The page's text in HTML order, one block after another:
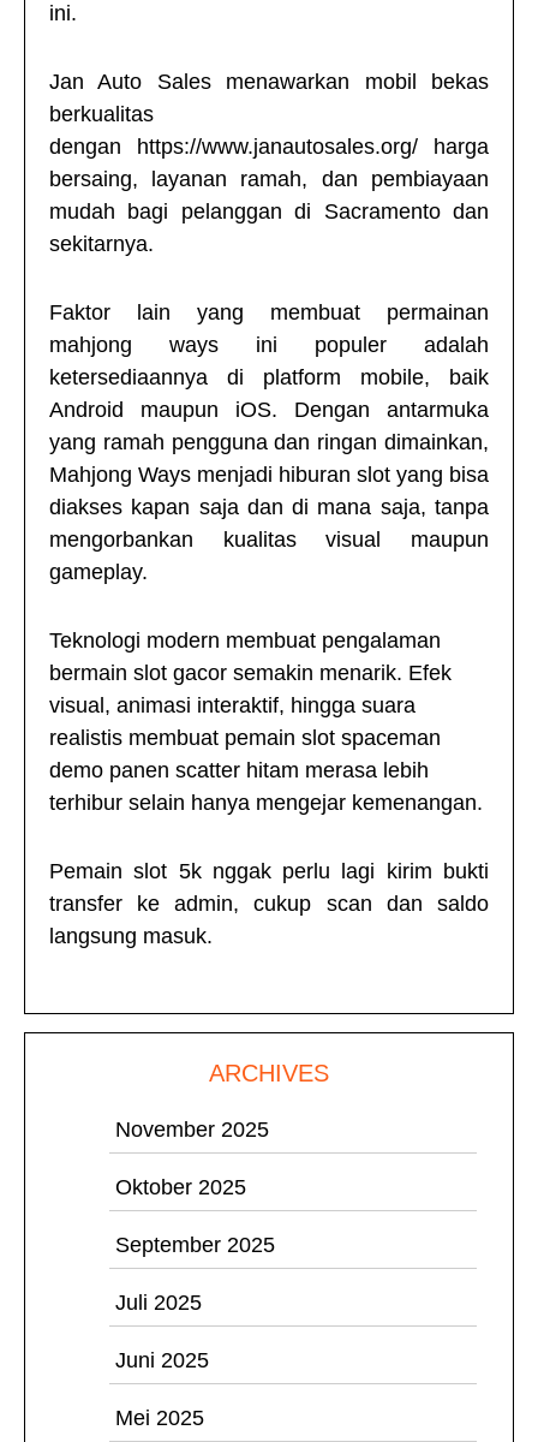
ini.
Jan Auto Sales menawarkan mobil bekas
berkualitas
dengan https://www.janautosales.org/ harga
bersaing, layanan ramah, dan pembiayaan
mudah bagi pelanggan di Sacramento dan
sekitarnya.
Faktor lain yang membuat permainan
mahjong ways ini populer adalah
ketersediaannya di platform mobile, baik
Android maupun iOS. Dengan antarmuka
yang ramah pengguna dan ringan dimainkan,
Mahjong Ways menjadi hiburan slot yang bisa
diakses kapan saja dan di mana saja, tanpa
mengorbankan kualitas visual maupun
gameplay.
Teknologi modern membuat pengalaman
bermain slot gacor semakin menarik. Efek
visual, animasi interaktif, hingga suara
realistis membuat pemain slot spaceman
demo panen scatter hitam merasa lebih
terhibur selain hanya mengejar kemenangan.
Pemainslot 5knggak perlu lagi kirim bukti
transfer ke admin, cukup scan dan saldo
langsung masuk.
ARCHIVES
November 2025
Oktober 2025
September 2025
Juli 2025
Juni 2025
Mei 2025